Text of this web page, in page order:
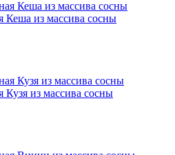
Кеша из массива сосны
Кузя из массива сосны